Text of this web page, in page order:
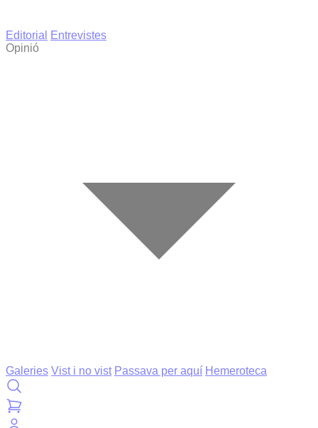
Editorial
Entrevistes
Opinió
Galeries Vist i no vist Passava per aquí Hemeroteca